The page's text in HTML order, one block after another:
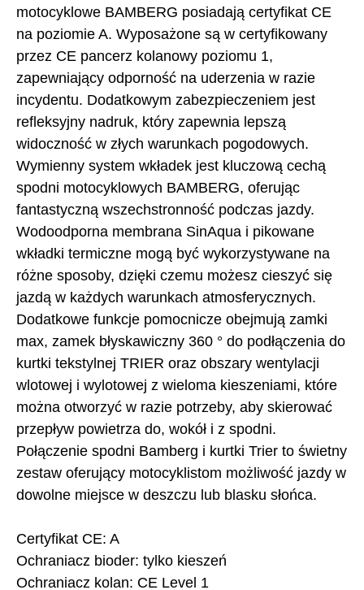
motocyklowe BAMBERG posiadają certyfikat CE
na poziomie A. Wyposażone są w certyfikowany
przez CE pancerz kolanowy poziomu 1,
zapewniający odporność na uderzenia w razie
incydentu. Dodatkowym zabezpieczeniem jest
refleksyjny nadruk, który zapewnia lepszą
widoczność w złych warunkach pogodowych.
Wymienny system wkładek jest kluczową cechą
spodni motocyklowych BAMBERG, oferując
fantastyczną wszechstronność podczas jazdy.
Wodoodporna membrana SinAqua i pikowane
wkładki termiczne mogą być wykorzystywane na
różne sposoby, dzięki czemu możesz cieszyć się
jazdą w każdych warunkach atmosferycznych.
Dodatkowe funkcje pomocnicze obejmują zamki
max, zamek błyskawiczny 360 ° do podłączenia do
kurtki tekstylnej TRIER oraz obszary wentylacji
wlotowej i wylotowej z wieloma kieszeniami, które
można otworzyć w razie potrzeby, aby skierować
przepływ powietrza do, wokół i z spodni.
Połączenie spodni Bamberg i kurtki Trier to świetny
zestaw oferujący motocyklistom możliwość jazdy w
dowolne miejsce w deszczu lub blasku słońca.
Certyfikat CE: A
Ochraniacz bioder: tylko kieszeń
Ochraniacz kolan: CE Level 1